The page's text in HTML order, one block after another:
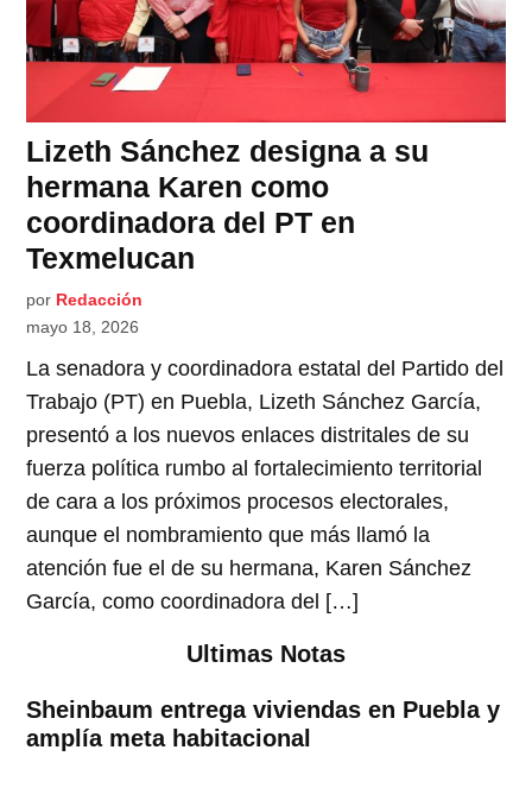
Lizeth Sánchez designa a su
hermana Karen como
coordinadora del PT en
Texmelucan
por Redacción
mayo 18, 2026
La senadora y coordinadora estatal del Partido del
Trabajo (PT) en Puebla, Lizeth Sánchez García,
presentó a los nuevos enlaces distritales de su
fuerza política rumbo al fortalecimiento territorial
de cara a los próximos procesos electorales,
aunque el nombramiento que más llamó la
atención fue el de su hermana, Karen Sánchez
García, como coordinadora del […]
Ultimas Notas
Sheinbaum entrega viviendas en Puebla y
amplía meta habitacional